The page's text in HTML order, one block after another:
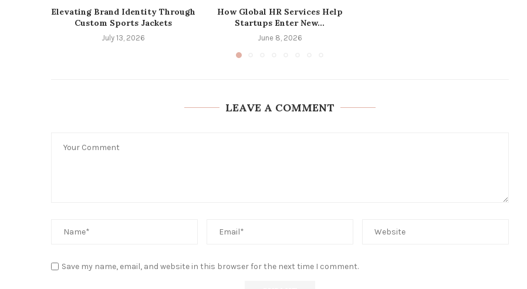
Elevating Brand Identity Through
Custom Sports Jackets
July 13, 2026
How Global HR Services Help
Startups Enter New...
June 8, 2026
LEAVE A COMMENT
Save my name, email, and website in this browser for the next time I comment.